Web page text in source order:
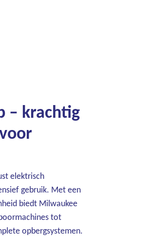
– krachtig
elektrisch
gebruik. Met een
biedt Milwaukee
tot
opbergsystemen.